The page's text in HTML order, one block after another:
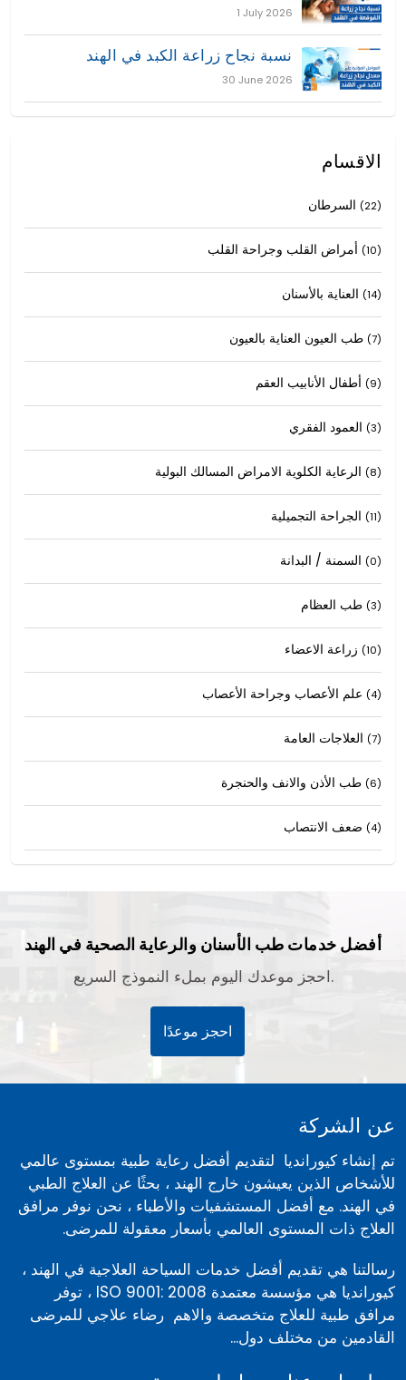
1 July 2026
نسبة نجاح زراعة الكبد في الهند
30 June 2026
الاقسام
(22)
(10)
(14)
(7)
(9)
(3)
(8)
(11)
(0)
(3)
(10)
(4)
(7)
(6)
(4)
أفضل خدمات طب الأسنان والرعاية الصحية في الهند
احجز موعدك اليوم بملء النموذج السريع.
احجز موعدًا
عن الشركة
تم إنشاء كيورانديا لتقديم أفضل رعاية طبية بمستوى عالمي
للأشخاص الذين يعيشون خارج الهند ، بحثًا عن العلاج الطبي
في الهند. مع أفضل المستشفيات والأطباء ، نحن نوفر مرافق
العلاج ذات المستوى العالمي بأسعار معقولة للمرضى.
رسالتنا هي تقديم أفضل خدمات السياحة العلاجية في الهند ،
كيورانديا هي مؤسسة معتمدة ISO 9001: 2008 ، توفر
مرافق طبية للعلاج متخصصة والاهم رضاء علاجي للمرضى
القادمين من مختلف دول...